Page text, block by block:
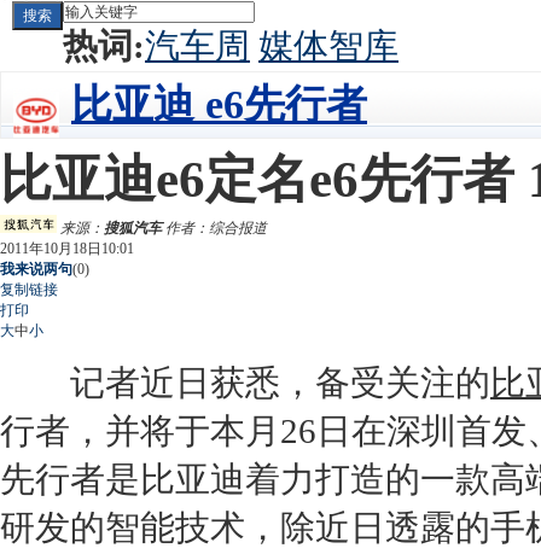
热词:汽车周 媒体智库
比亚迪 e6先行者
比亚迪e6定名e6先行
来源： 搜狐汽车作者：综合报道
2011年10月18日10:01
我来说两句(0)
复制链接
打印
大中小
记者近日获悉，备受关注的 比
行者，并将于本月26日在深圳首
先行者是 比亚迪着力打造的一款高
研发的智能技术，除近日透露的